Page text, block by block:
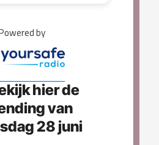
by
hier de
van
28 juni